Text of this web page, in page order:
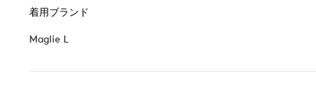
着用ブランド
Maglie L